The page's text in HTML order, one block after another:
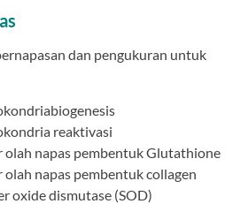
dan pengukuran untuk
reaktivasi
napas pembentukGlutathione
napas pembentuk collagen
oxide dismutase (SOD)